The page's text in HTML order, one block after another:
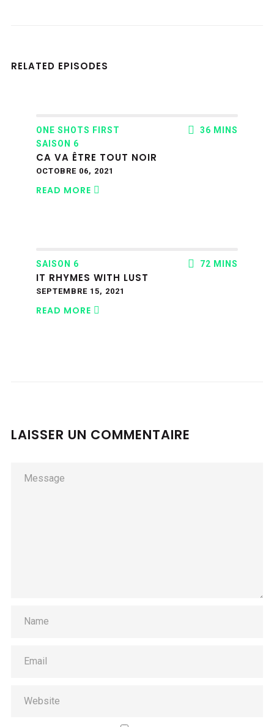
RELATED EPISODES
ONE SHOTS FIRST
SAISON 6
36 MINS
CA VA ÊTRE TOUT NOIR
OCTOBRE 06, 2021
READ MORE
SAISON 6 72 MINS
IT RHYMES WITH LUST
SEPTEMBRE 15, 2021
READ MORE
LAISSER UN COMMENTAIRE